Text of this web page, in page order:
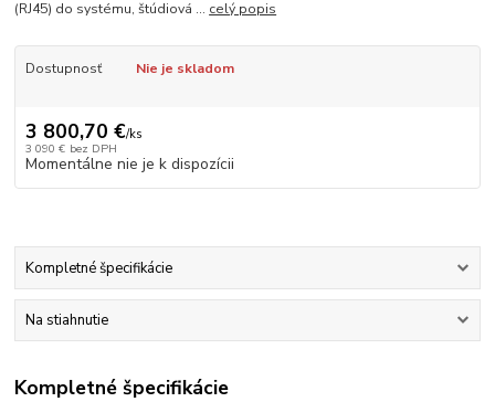
(RJ45) do systému, štúdiová ... celý popis
Dostupnosť Nie je skladom
3 800,70 €/ks
3 090 € bez DPH
Momentálne nie je k dispozícii
Kompletné špecifikácie
Na stiahnutie
Kompletné špecifikácie